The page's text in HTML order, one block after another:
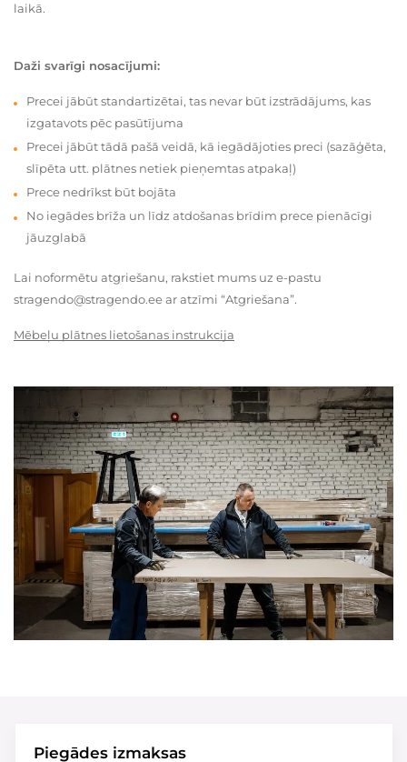
laikā.
Daži svarīgi nosacījumi:
Precei jābūt standartizētai, tas nevar būt izstrādājums, kas
izgatavots pēc pasūtījuma
Precei jābūt tādā pašā veidā, kā iegādājoties preci (sazāģēta,
slīpēta utt. plātnes netiek pieņemtas atpakaļ)
Prece nedrīkst būt bojāta
No iegādes brīža un līdz atdošanas brīdim prece pienācīgi
jāuzglabā
Lai noformētu atgriešanu, rakstiet mums uz e-pastu
stragendo@stragendo.ee ar atzīmi “Atgriešana”.
Mēbeļu plātnes lietošanas instrukcija
Piegādes izmaksas